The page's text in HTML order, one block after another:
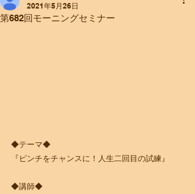
第682回モーニングセミナー
2021年5月26日
◆テーマ◆
​『ピンチをチャンスに！人生二回目の試練』
​◆講師◆